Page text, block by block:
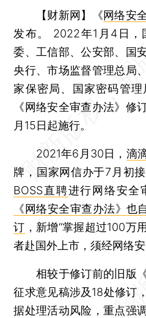
【财新网】
《网络安
发布。 2022年1月4日，
委、工信部、公安部、国
央行、市场监督管理总局
家保密局、国家密码管
《网络安全审查办法》修
月15日起施行。
2021年6月30日， 滴
牌，国家网信办于7月初接
BOSS直聘进行网络安全
《网络安全审查办法》也
订 ，新增“掌握超过100万
者赴国外上市，须经网络安
相较于修订前的旧版
征求意见稿涉及18处修订
据处理活动风险，重点强